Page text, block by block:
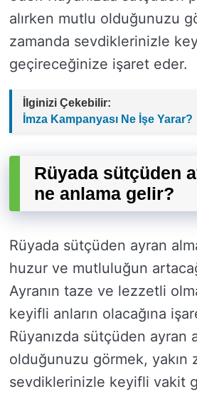
alırken mutlu olduğunuzu
zamanda sevdiklerinizle
geçireceğinize işaret eder.
İlginizi Çekebilir:
İmza Kampanyası Ne İşe Yarar?
Rüyada sütçüden
ne anlama gelir?
Rüyada sütçüden ayran
huzur ve mutluluğun
Ayranın taze ve lezzetli
keyifli anların olacağına
Rüyanızda sütçüden ayran
olduğunuzu görmek, yakın
sevdiklerinizle keyifli vakit